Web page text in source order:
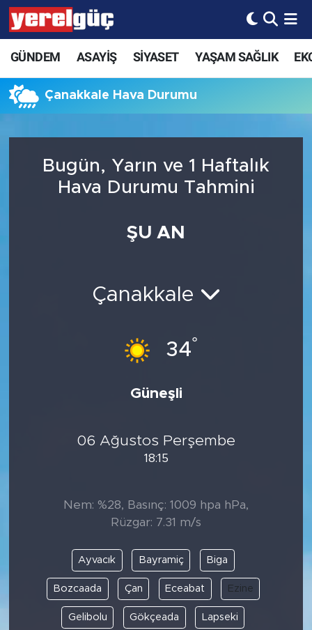
GÜNDEM ASAYİŞ SİYASET YAŞAM SAĞLIK
Çanakkale Hava Durumu
Bugün, Yarın ve 1 Haftalık
Hava Durumu Tahmini
ŞU AN
Çanakkale
34°
Güneşli
06 Ağustos Perşembe
18:15
Nem: %28, Basınç: 1009 hpa hPa,
Rüzgar: 7.31 m/s
Ayvacık Bayramiç Biga
Bozcaada Çan Eceabat Ezine
Gelibolu Gökçeada Lapseki